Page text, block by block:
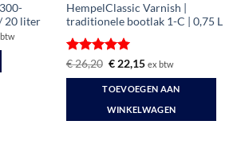
20 liter
HempelClassic Varnish |
traditionele bootlak 1-C | 0,75 L
Gewaardeerd
5uit 5
€26,20 Oorspronkelijke
was:
€ 26,20.
€22,15Huidige
is:
€ 22,15.
ex btw
TOEVOEGEN AAN
WINKELWAGEN